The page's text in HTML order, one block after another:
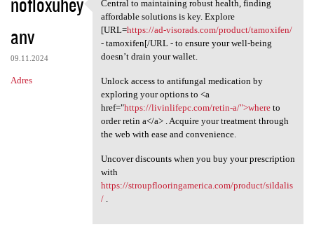
anv
09.11.2024
Adres
Central to maintaining robust
Central to maintaining robust health, finding
affordable solutions is key. Explore
[URL=https://ad-visorads.com/product/tamoxifen/
- tamoxifen[/URL - to ensure your well-being
doesn’t drain your wallet.
Unlock access to antifungal medication by
exploring your options to <a
href="https://livinlifepc.com/retin-a/">whereto
order retin a</a> . Acquire your treatment through
the web with ease and convenience.
Uncover discounts when you buy your prescription
with
https://stroupflooringamerica.com/product/sildalis
/.